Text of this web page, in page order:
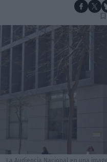
La Audiencia Nacional en una